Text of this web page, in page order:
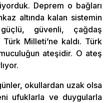
Deprem o bağları
altında kalan sistemin
güvenli, çağdaş
Milleti’ne kaldı. Türk
ateşidir. O ateş
okullardan uzak olsa
ufuklarla ve duygularla